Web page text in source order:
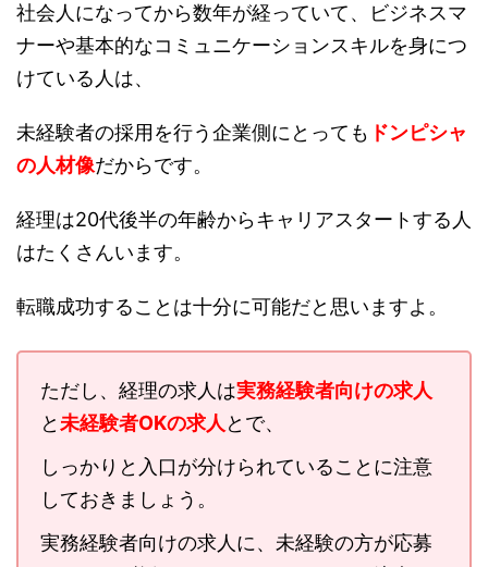
社会人になってから数年が経っていて、ビジネスマ
ナーや基本的なコミュニケーションスキルを身につ
けている人は、
未経験者の採用を行う企業側にとっても ドンピシャ
の人材像だからです。
経理は20代後半の年齢からキャリアスタートする人
はたくさんいます。
転職成功することは十分に可能だと思いますよ。
ただし、経理の求人は実務経験者向けの求人
と未経験者OKの求人とで、
しっかりと入口が分けられていることに注意
しておきましょう。
実務経験者向けの求人に、未経験の方が応募